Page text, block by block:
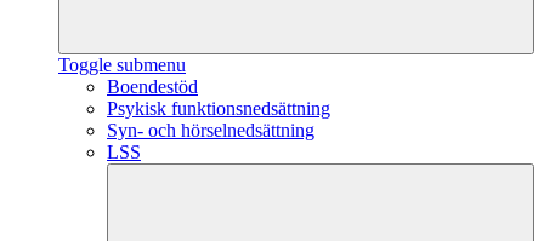
Toggle submenu
Boendestöd
Psykisk funktionsnedsättning
Syn- och hörselnedsättning
LSS